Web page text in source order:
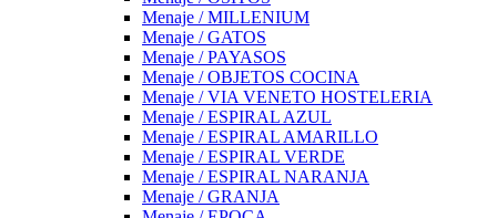
Menaje / MILLENIUM
Menaje / GATOS
Menaje / PAYASOS
Menaje / OBJETOS COCINA
Menaje / VIA VENETO HOSTELERIA
Menaje / ESPIRAL AZUL
Menaje / ESPIRAL AMARILLO
Menaje / ESPIRAL VERDE
Menaje / ESPIRAL NARANJA
Menaje / GRANJA